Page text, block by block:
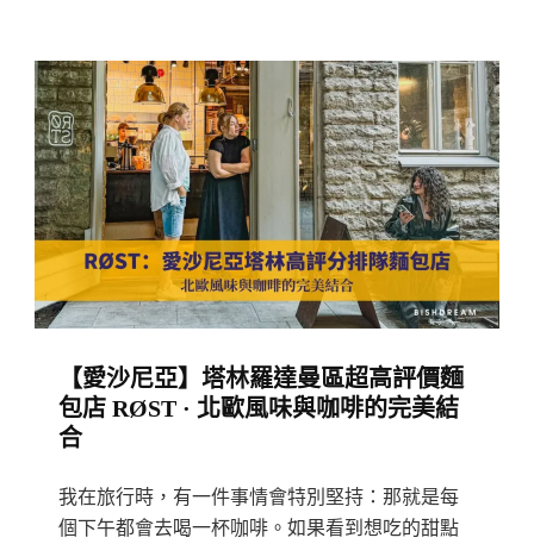
很
優！
油
庫
口
蚵
仔
麵
·
於
有
會
親
【愛沙尼亞】塔林羅達曼區超高評價麵
包店 RØST · 北歐風味與咖啡的完美結
合
我在旅行時，有一件事情會特別堅持：那就是每
個下午都會去喝一杯咖啡。如果看到想吃的甜點